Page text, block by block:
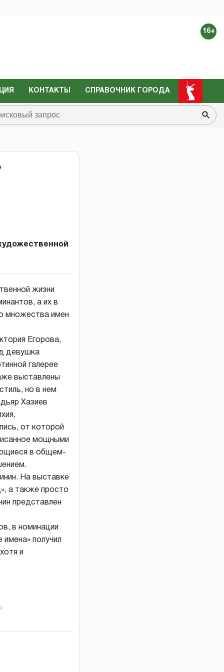
16+
КОНТАКТЫ СПРАВОЧНИК ГОРОДА
жизни
а их в
множества имен
Егорова,
девушка
галерее
выставлены
но в нем
Хазиев
от которой
мощными
в общем-
На выставке
а также просто
представлен
в номинации
получил
и
.